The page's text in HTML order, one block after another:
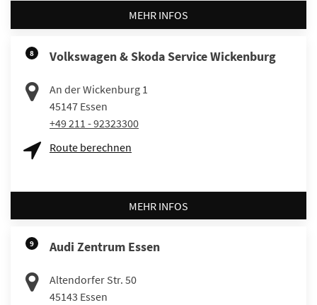
MEHR INFOS
8 Volkswagen & Skoda Service Wickenburg
An der Wickenburg 1
45147 Essen
+49 211 - 92323300
Route berechnen
MEHR INFOS
9 Audi Zentrum Essen
Altendorfer Str. 50
45143 Essen